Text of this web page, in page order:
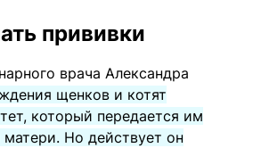
прививки
врача Александра
щенков и котят
который передается им
Но действует он